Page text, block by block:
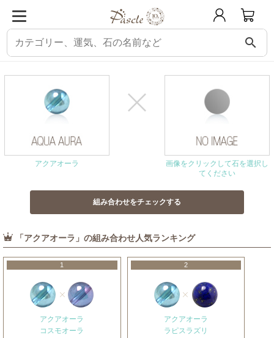
search
パスクル 組み合わせ・相性チェック アクアオーラと相性の良い石
アクアオーラ
画像をクリックして石を選択し
てください
「アクアオーラ」の組み合わせ人気ランキング
1
アクアオーラ
コスモオーラ
2
アクアオーラ
ラピスラズリ